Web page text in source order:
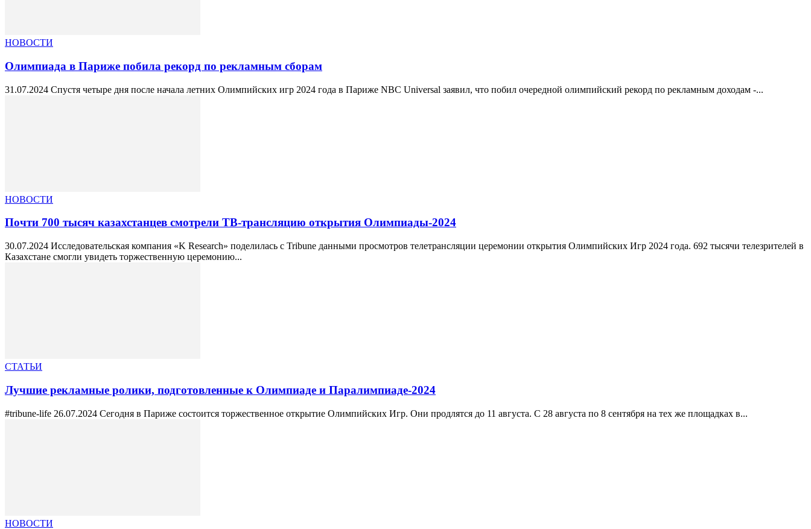
НОВОСТИ
Олимпиада в Париже побила рекорд по рекламным сборам
31.07.2024 Спустя четыре дня после начала летних Олимпийских игр 2024 года в Париже NBC Universal заявил, что побил очередной олимпийский рекорд по рекламным доходам -...
НОВОСТИ
Почти 700 тысяч казахстанцев смотрели ТВ-трансляцию открытия Олимпиады-2024
30.07.2024 Исследовательская компания «K Research» поделилась с Tribune данными просмотров телетрансляции церемонии открытия Олимпийских Игр 2024 года. 692 тысячи телезрителей в
Казахстане смогли увидеть торжественную церемонию...
СТАТЬИ
Лучшие рекламные ролики, подготовленные к Олимпиаде и Паралимпиаде-2024
#tribune-life 26.07.2024 Сегодня в Париже состоится торжественное открытие Олимпийских Игр. Они продлятся до 11 августа. С 28 августа по 8 сентября на тех же площадках в...
НОВОСТИ